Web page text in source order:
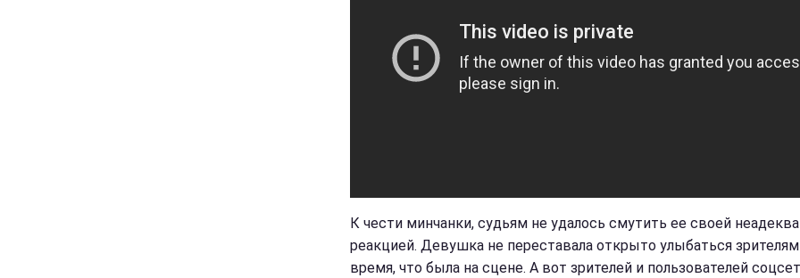
К чести минчанки, судьям не удалось смутить ее своей
реакцией. Девушка не переставала открыто улыбаться
время, что была на сцене. А вот зрителей и пользователей